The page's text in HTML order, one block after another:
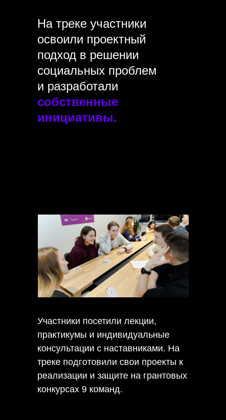
На треке участники
освоили проектный
подход в решении
социальных проблем
и разработали
собственные
инициативы.
Участники посетили лекции,
практикумы и индивидуальные
консультации с наставниками. На
треке подготовили свои проекты к
реализации и защите на грантовых
конкурсах 9 команд.